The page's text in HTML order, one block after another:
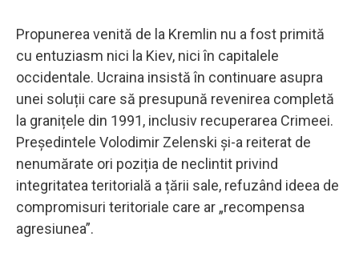
Propunerea venită de la Kremlin nu a fost primită
cu entuziasm nici la Kiev, nici în capitalele
occidentale. Ucraina insistă în continuare asupra
unei soluții care să presupună revenirea completă
la granițele din 1991, inclusiv recuperarea Crimeei.
Președintele Volodimir Zelenski și-a reiterat de
nenumărate ori poziția de neclintit privind
integritatea teritorială a țării sale, refuzând ideea de
compromisuri teritoriale care ar „recompensa
agresiunea”.